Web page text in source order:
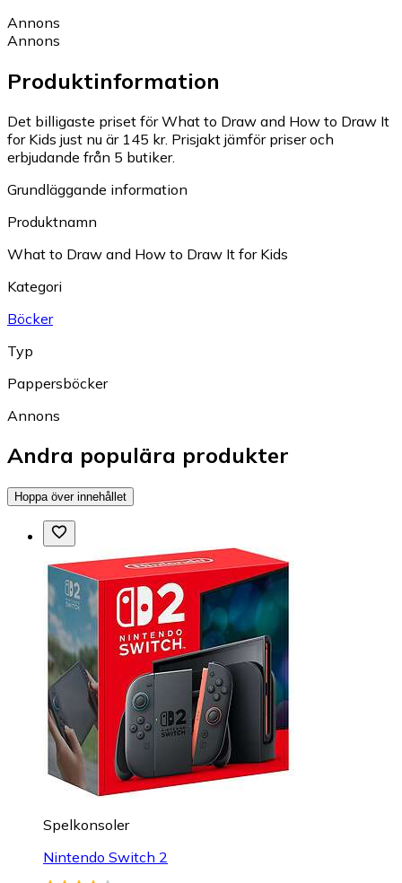
Annons
Annons
Produktinformation
Det billigaste priset för What to Draw and How to Draw It
for Kids just nu är 145 kr. Prisjakt jämför priser och
erbjudande från 5 butiker.
Grundläggande information
Produktnamn
What to Draw and How to Draw It for Kids
Kategori
Böcker
Typ
Pappersböcker
Annons
Andra populära produkter
Hoppa över innehållet
Spelkonsoler
Nintendo Switch 2